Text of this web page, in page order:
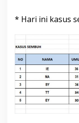
* Hari ini kasus